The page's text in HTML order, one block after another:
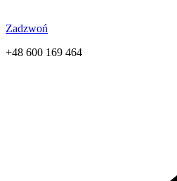
Zadzwoń
+48 600 169 464